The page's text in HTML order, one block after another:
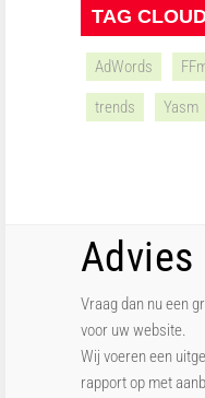
TAG
AdWords
trends Yasm
Advies
Vraag dan nu een
voor uw website.
Wij voeren een
rapport op met